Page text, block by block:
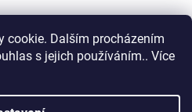
cookie. Dalším procházením
s jejich používáním.. Více